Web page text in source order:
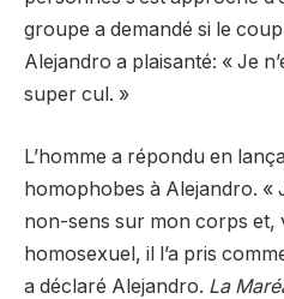
groupe a demandé si le
Alejandro a plaisanté: « Je
super cul. »
L’homme a répondu en
homophobes à Alejandro. «
non-sens sur mon corps et,
homosexuel, il l’a pris
a déclaré Alejandro. La